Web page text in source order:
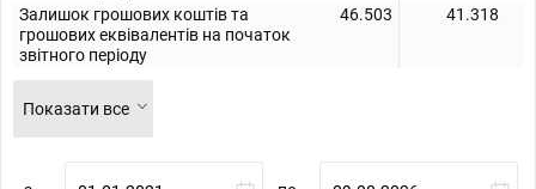
Залишок грошових коштів та
грошових еквівалентів на початок
звітного періоду
46.503 41.318
Показати все